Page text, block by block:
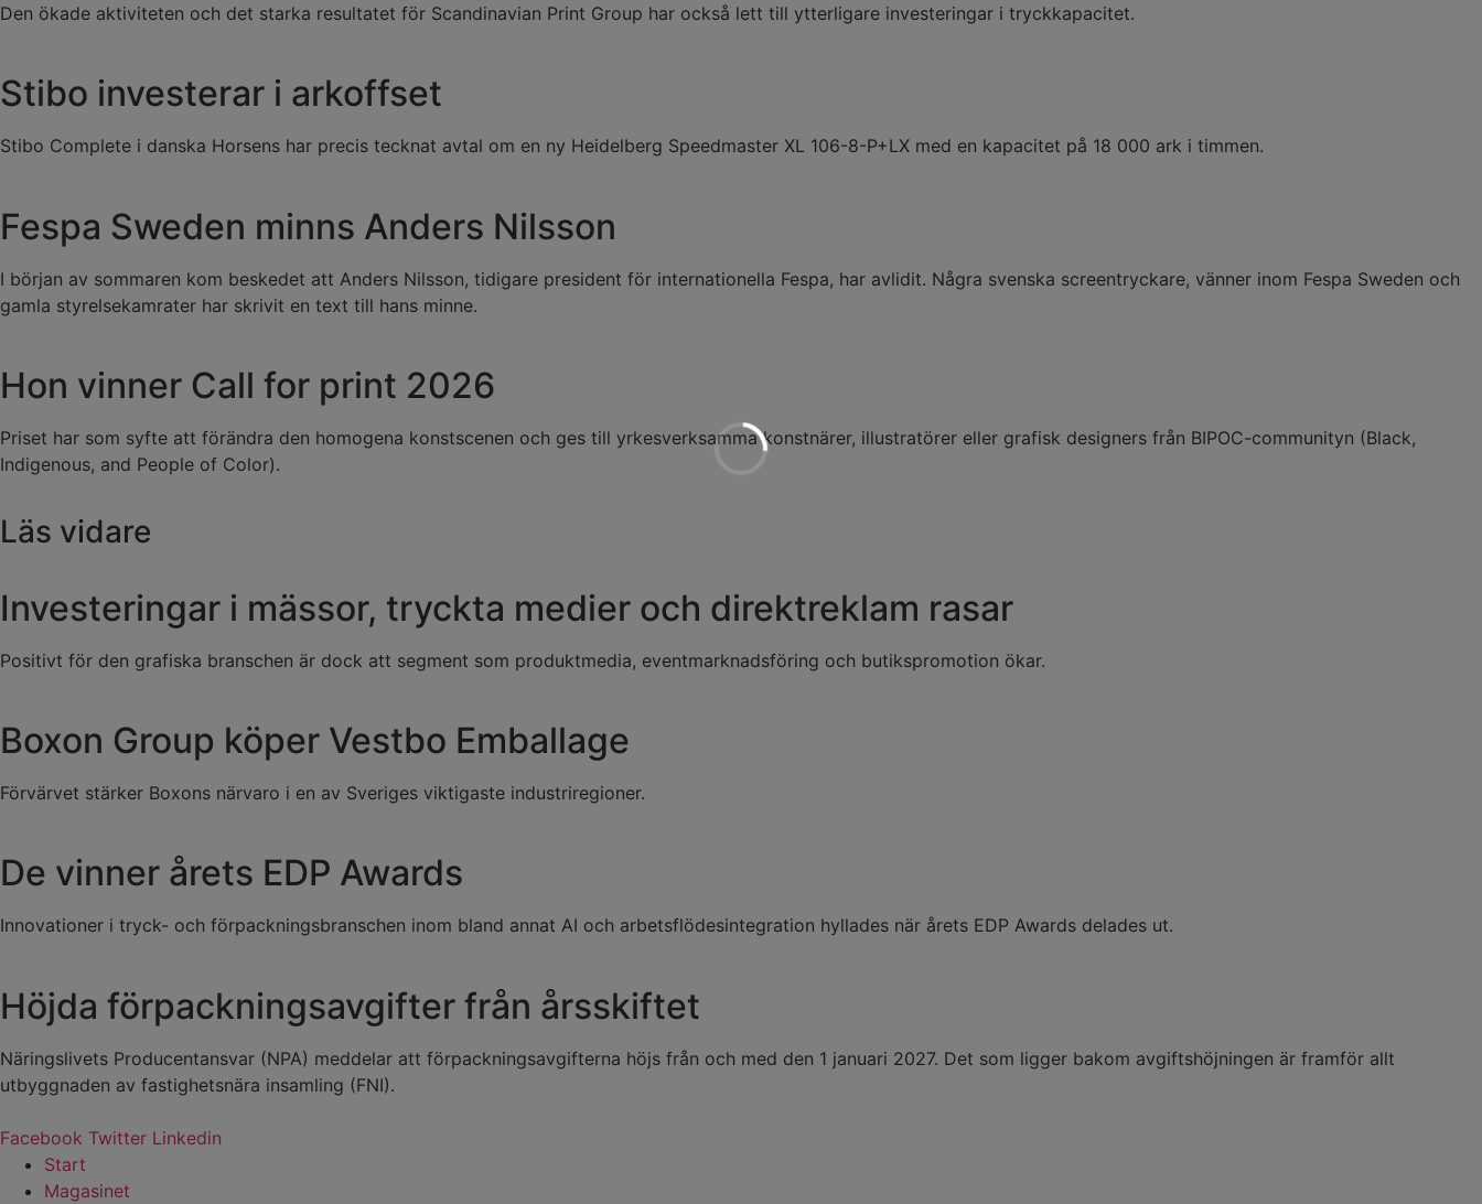
Den ökade aktiviteten och det starka resultatet för Scandinavian Print Group har också lett till ytterligare investeringar i tryckkapacitet.
Stibo investerar i arkoffset
Stibo Complete i danska Horsens har precis tecknat avtal om en ny Heidelberg Speedmaster XL 106-8-P+LX med en kapacitet på 18 000 ark i timmen.
Fespa Sweden minns Anders Nilsson
I början av sommaren kom beskedet att Anders Nilsson, tidigare president för internationella Fespa, har avlidit. Några svenska screentryckare, vänner inom Fespa Sweden och
gamla styrelsekamrater har skrivit en text till hans minne.
Hon vinner Call for print 2026
Priset har som syfte att förändra den homogena konstscenen och ges till yrkesverksamma konstnärer, illustratörer eller grafisk designers från BIPOC-communityn (Black,
Indigenous, and People of Color).
Läs vidare
Investeringar i mässor, tryckta medier och direktreklam rasar
Positivt för den grafiska branschen är dock att segment som produktmedia, eventmarknadsföring och butikspromotion ökar.
Boxon Group köper Vestbo Emballage
Förvärvet stärker Boxons närvaro i en av Sveriges viktigaste industriregioner.
De vinner årets EDP Awards
Innovationer i tryck- och förpackningsbranschen inom bland annat AI och arbetsflödesintegration hyllades när årets EDP Awards delades ut.
Höjda förpackningsavgifter från årsskiftet
Näringslivets Producentansvar (NPA) meddelar att förpackningsavgifterna höjs från och med den 1 januari 2027. Det som ligger bakom avgiftshöjningen är framför allt
utbyggnaden av fastighetsnära insamling (FNI).
Facebook Twitter Linkedin
Start
Magasinet